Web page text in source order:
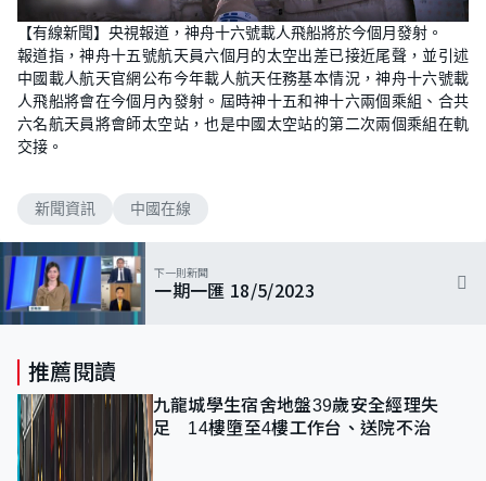
U
n
m
u
t
e
o
a
d
e
d
:
8
.
【有線新聞】央視報道，神舟十六號載人飛船將於今個月發射。
報道指，神舟十五號航天員六個月的太空出差已接近尾聲，並引述
中國載人航天官網公布今年載人航天任務基本情況，神舟十六號載
人飛船將會在今個月內發射。屆時神十五和神十六兩個乘組、合共
六名航天員將會師太空站，也是中國太空站的第二次兩個乘組在軌
交接。
新聞資訊 中國在線
下一則新聞
一期一匯 18/5/2023
推薦閱讀
九龍城學生宿舍地盤39歲安全經理失
足 14樓墮至4樓工作台、送院不治